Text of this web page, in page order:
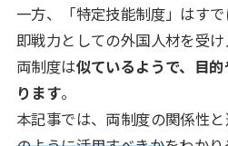
一方、「特定技能制度」はすで
即戦力としての外国人材を受け
両制度は似ているようで、目
ります。
本記事では、両制度の関係性と